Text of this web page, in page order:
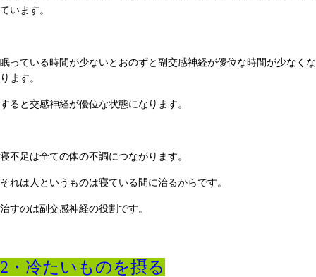
ています。
眠っている時間が少ないとおのずと副交感神経が優位な時間が少なくな
ります。
すると交感神経が優位な状態になります。
寝不足は全ての体の不調につながります。
それは人というものは寝ている間に治るからです。
治すのは副交感神経の役割です。
2・冷たいものを摂る